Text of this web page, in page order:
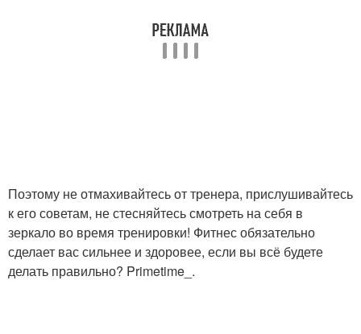
Поэтому не отмахивайтесь от тренера, прислушивайтесь
к его советам, не стесняйтесь смотреть на себя в
зеркало во время тренировки! Фитнес обязательно
сделает вас сильнее и здоровее, если вы всё будете
делать правильно? Primetime_.